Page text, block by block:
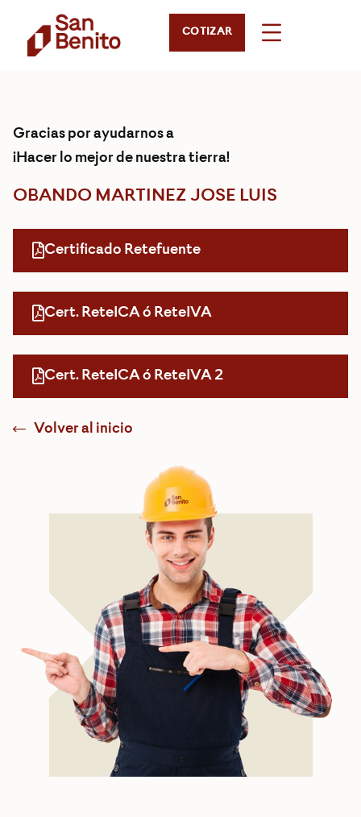
COTIZAR
Gracias por ayudarnos a
¡Hacer lo mejor de nuestra tierra!
OBANDO MARTINEZ JOSE LUIS
Certificado Retefuente
Cert. ReteICA ó ReteIVA
Cert. ReteICA ó ReteIVA 2
Volver al inicio